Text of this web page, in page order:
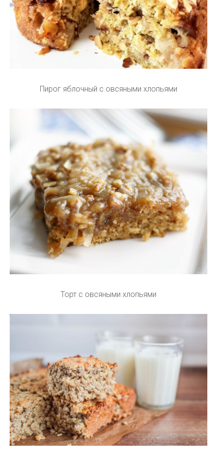
Пирог яблочный с овсяными хлопьями
Торт с овсяными хлопьями